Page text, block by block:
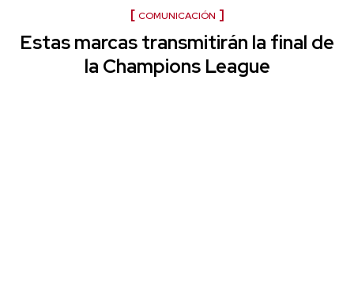
COMUNICACIÓN
Estas marcas transmitirán la final de
la Champions League